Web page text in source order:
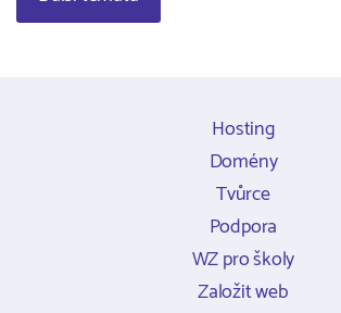
Hosting
Domény
Tvůrce
Podpora
WZ pro školy
Založit web